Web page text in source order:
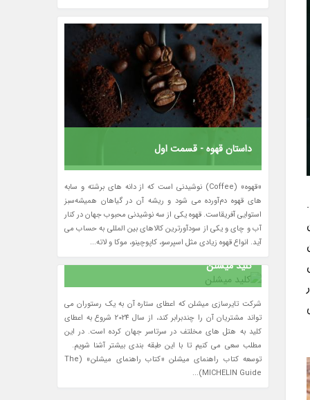
داستان قهوه - قسمت اول
«قهوه» (Coffee) نوشیدنی است که از دانه های برشته و سابه
های قهوه دم‌آورده می شود و ریشه آن در گیاهان همیشه‌سبز
استوایی آفریقاست. قهوه یکی از سه نوشیدنی محبوب جهان در کنار
آب و چای و یکی از سودآورترین کالاهای بین المللی به حساب می
آید. انواع قهوه زیادی مثل اسپرسو، کاپوچینو، موکا و لاته...
کلید میشلن
شرکت تایرسازی میشلن که اعطای ستاره آن به یک رستوران می
تواند مشتریان آن را چندبرابر کند، از سال 2024 شروع به اعطای
کلید به هتل های مخلتف در سرتاسر جهان کرده است. در این
مطلب سعی می کنیم تا با این طبقه بندی بیشتر آشنا شویم.
توسعه کتاب راهنمای میشلن «کتاب راهنمای میشلن» (The
MICHELIN Guide)...